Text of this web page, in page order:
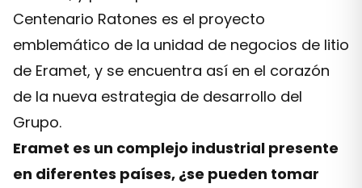
Centenario Ratones es el proyecto
emblemático de la unidad de negocios de litio
de Eramet, y se encuentra así en el corazón
de la nueva estrategia de desarrollo del
Grupo.
Eramet es un complejo industrial presente
en diferentes países, ¿se pueden tomar